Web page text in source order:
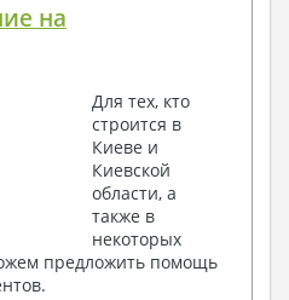
на
Для тех, кто
строится в
Киеве и
Киевской
области, а
также в
некоторых
предложить помощь